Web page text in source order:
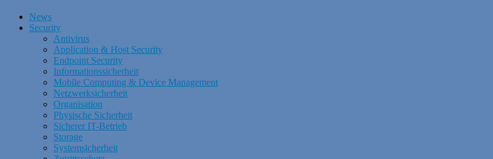
News
Security
Antivirus
Application & Host Security
Endpoint Security
Informationssicherheit
Mobile Computing & Device Management
Netzwerksicherheit
Organisation
Physische Sicherheit
Sicherer IT-Betrieb
Storage
Systemsicherheit